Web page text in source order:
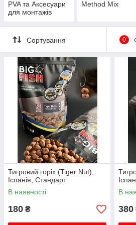
PVA та Аксесуари
для монтажів
Method Mix
Сортування 0
Тигровий горіх (Tiger Nut),
Іспанія, Стандарт
В наявності
180 ₴
В
380